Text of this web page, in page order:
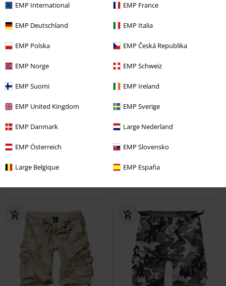
EMP International EMP France
EMP Deutschland EMP Italia
EMP Polska EMP Česká Republika
EMP Norge EMP Schweiz
EMP Suomi EMP Ireland
EMP United Kingdom EMP Sverige
EMP Danmark Large Nederland
EMP Österreich EMP Slovensko
Large Belgique EMP España
% Finns även i stora storlekar
Icicle Burnout Innocent
54% RABATT
rek-pris 299:-
135:-
Back On Top
Black Premium by